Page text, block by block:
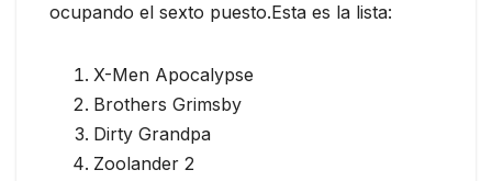
ocupando el sexto puesto.Esta es la lista:
X-Men Apocalypse
Brothers Grimsby
Dirty Grandpa
Zoolander 2